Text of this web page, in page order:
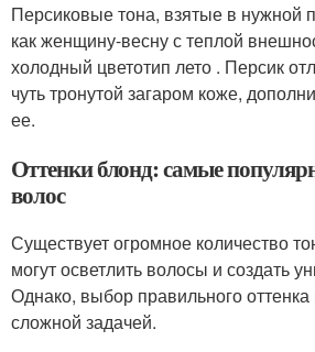
Персиковые тона, взятые в нужной
как женщину-весну с теплой
холодный цветотип лето . Персик
чуть тронутой загаром коже,
ее.
Оттенки блонд: самые
волос
Существует огромное количество
могут осветлить волосы и создать
Однако, выбор правильного
сложной задачей.